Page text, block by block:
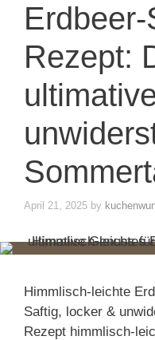
Rezept:
April 21, 2025 by
Himmlisch-leichte
Saftig, locker &
Rezept himmlisch-